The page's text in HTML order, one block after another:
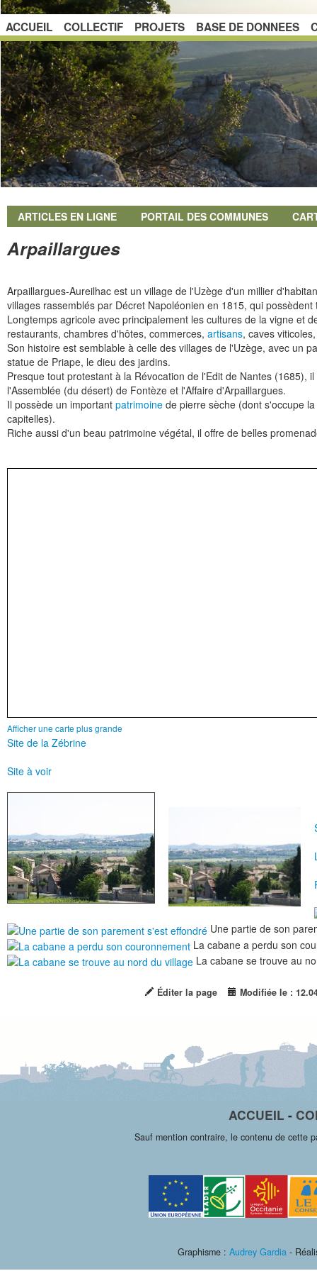
ACCUEIL COLLECTIF PROJETS BASE DE DONNEES
ARTICLES EN LIGNE PORTAIL DES COMMUNES
Arpaillargues
Arpaillargues-Aureilhac est un village de l'Uzège d'un millier
villages rassemblés par Décret Napoléonien en 1815, qui
Longtemps agricole avec principalement les cultures de la vigne et
restaurants, chambres d'hôtes, commerces, artisans, caves
Son histoire est semblable à celle des villages de l'Uzège, avec un
statue de Priape, le dieu des jardins.
Presque tout protestant à la Révocation de l'Edit de Nantes
l'Assemblée (du désert) de Fontèze et l'Affaire d'Arpaillargues.
Il possède un important patrimoine de pierre sèche (dont s'occupe
capitelles).
Riche aussi d'un beau patrimoine végétal, il offre de belles
Afficher une carte plus grande
Site de la Zébrine
Site à voir
Une partie de son
La cabane a perdu son
La cabane se trouve au
Éditer la page Modifiée le :
ACCUEIL -
Sauf mention contraire, le contenu de cette
Graphisme : Audrey Gardia -